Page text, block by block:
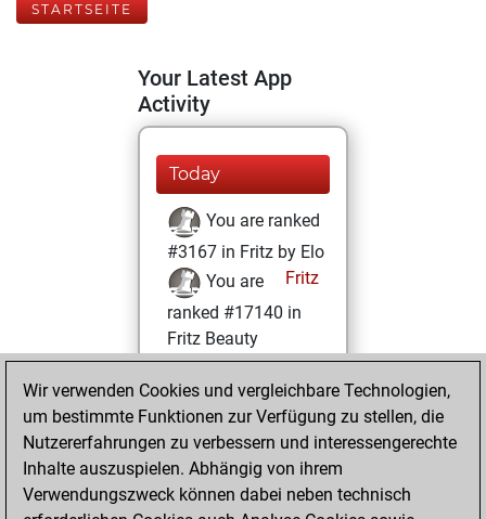
STARTSEITE
Your Latest App
Activity
Today
You are ranked
#3167 in Fritz by Elo
Fritz
You are
ranked #17140 in
Fritz Beauty
Freitag, Februar
3, 2023
You won
against Fritz
Fritz
Wir verwenden Cookies und vergleichbare Technologien,
um bestimmte Funktionen zur Verfügung zu stellen, die
Nutzererfahrungen zu verbessern und interessengerechte
Inhalte auszuspielen. Abhängig von ihrem
Verwendungszweck können dabei neben technisch